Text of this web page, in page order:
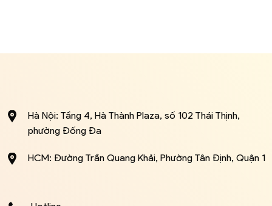
Hà Nội: Tầng 4, Hà Thành Plaza, số 102 Thái Thịnh,
phường Đống Đa
HCM: Đường Trần Quang Khải, Phường Tân Định, Quận 1